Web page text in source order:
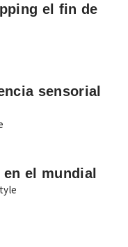
el fin de
sensorial
el mundial